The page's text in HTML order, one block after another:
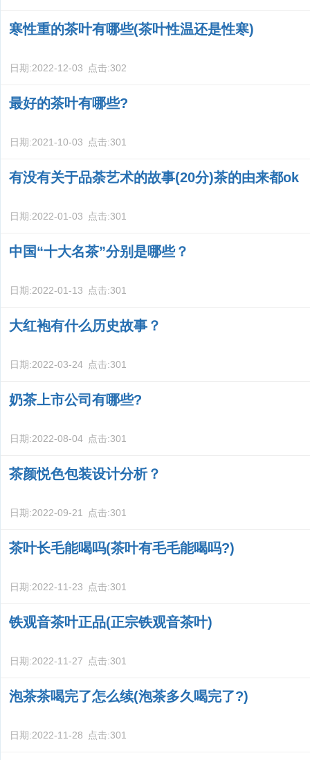
寒性重的茶叶有哪些(茶叶性温还是性寒)
日期:2022-12-03 点击:302
最好的茶叶有哪些?
日期:2021-10-03 点击:301
有没有关于品荼艺术的故事(20分)茶的由来都ok
日期:2022-01-03 点击:301
中国“十大名茶”分别是哪些？
日期:2022-01-13 点击:301
大红袍有什么历史故事？
日期:2022-03-24 点击:301
奶茶上市公司有哪些?
日期:2022-08-04 点击:301
茶颜悦色包装设计分析？
日期:2022-09-21 点击:301
茶叶长毛能喝吗(茶叶有毛毛能喝吗?)
日期:2022-11-23 点击:301
铁观音茶叶正品(正宗铁观音茶叶)
日期:2022-11-27 点击:301
泡茶茶喝完了怎么续(泡茶多久喝完了?)
日期:2022-11-28 点击:301